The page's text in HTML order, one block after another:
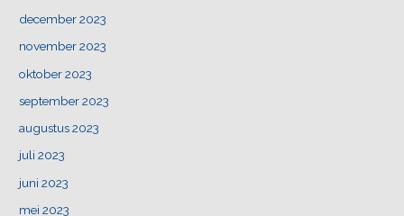
december 2023
november 2023
oktober 2023
september 2023
augustus 2023
juli 2023
juni 2023
mei 2023